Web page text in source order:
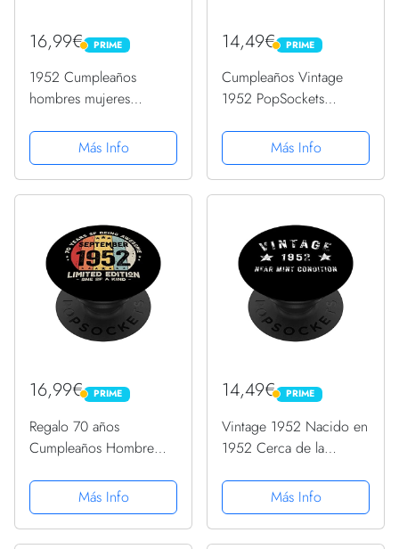
16,99€ PRIME
PRIME
1952 Cumpleaños
hombres mujeres
retro PopSockets
PopGrip Intercambiable
Más Info
14,49€ PRIME
PRIME
Cumpleaños Vintage
1952 PopSockets
Más Info
16,99€ PRIME
PRIME
Regalo 70 años
Cumpleaños Hombre
PopSockets PopGrip
Intercambiable
Más Info
14,49€ PRIME
PRIME
Vintage 1952 Nacido en
1952 Cerca de la
Cumpleaños PopSockets
PopGrip Intercambiable
Más Info